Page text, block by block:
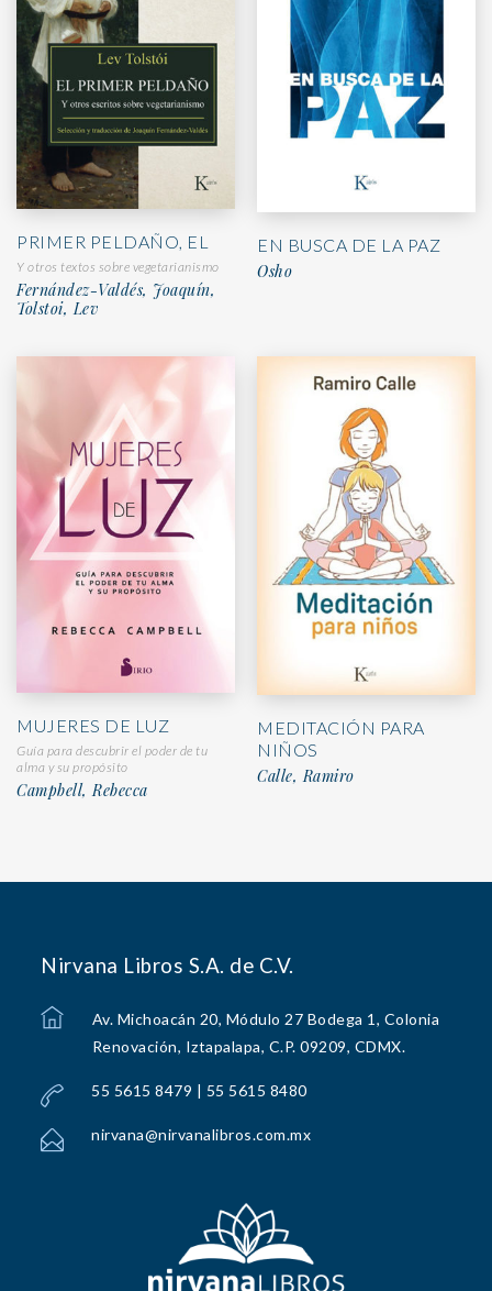
PRIMER PELDAÑO, EL
Y otros textos sobre vegetarianismo
Fernández-Valdés, Joaquín,
Tolstoi, Lev
EN BUSCA DE LA PAZ
Osho
MUJERES DE LUZ
Guía para descubrir el poder de tu
alma y su propósito
Campbell, Rebecca
MEDITACIÓN PARA
NIÑOS
Calle, Ramiro
Nirvana Libros S.A. de C.V.
Av. Michoacán 20, Módulo 27 Bodega 1, Colonia
Renovación, Iztapalapa, C.P. 09209, CDMX.
55 5615 8479 | 55 5615 8480
nirvana@nirvanalibros.com.mx